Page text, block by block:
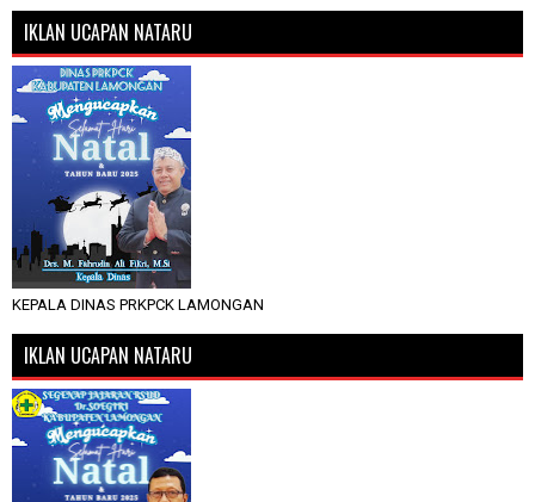
IKLAN UCAPAN NATARU
KEPALA DINAS PRKPCK LAMONGAN
IKLAN UCAPAN NATARU